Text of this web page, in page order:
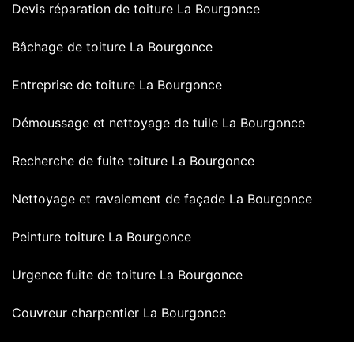
Devis réparation de toiture La Bourgonce
Bâchage de toiture La Bourgonce
Entreprise de toiture La Bourgonce
Démoussage et nettoyage de tuile La Bourgonce
Recherche de fuite toiture La Bourgonce
Nettoyage et ravalement de façade La Bourgonce
Peinture toiture La Bourgonce
Urgence fuite de toiture La Bourgonce
Couvreur charpentier La Bourgonce